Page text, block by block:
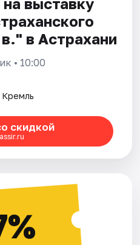
в Астрахани
• 10:00
Кремль
скидкой